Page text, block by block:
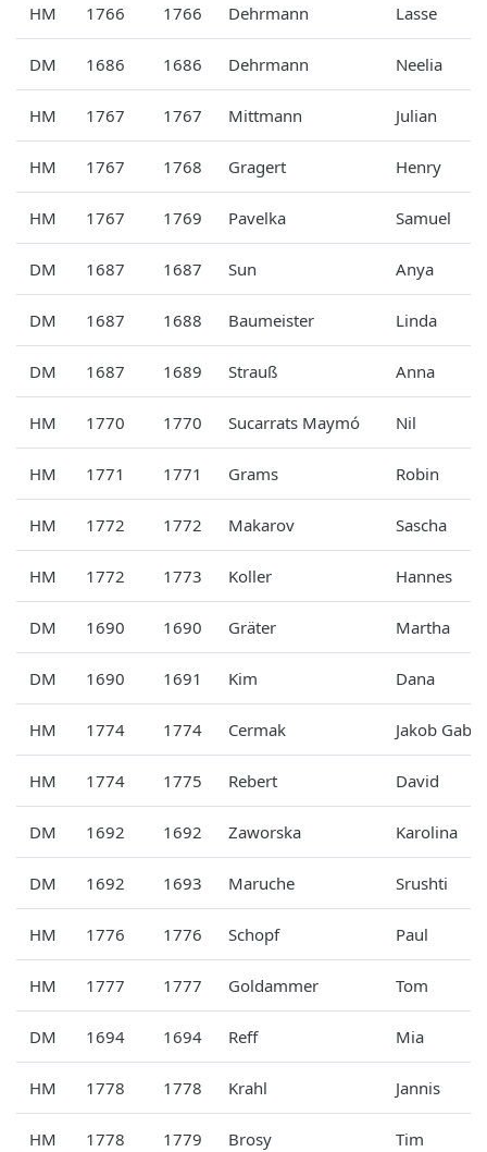
HM 1766 1766 Dehrmann Lasse
DM 1686 1686 Dehrmann Neelia
HM 1767 1767 Mittmann Julian
HM 1767 1768 Gragert Henry
HM 1767 1769 Pavelka Samuel
DM 1687 1687 Sun Anya
DM 1687 1688 Baumeister Linda
DM 1687 1689 Strauß Anna
HM 1770 1770 Sucarrats Maymó Nil
HM 1771 1771 Grams Robin
HM 1772 1772 Makarov Sascha
HM 1772 1773 Koller Hannes
DM 1690 1690 Gräter Martha
DM 1690 1691 Kim Dana
HM 1774 1774 Cermak Jakob
HM 1774 1775 Rebert David
DM 1692 1692 Zaworska Karolina
DM 1692 1693 Maruche Srushti
HM 1776 1776 Schopf Paul
HM 1777 1777 Goldammer Tom
DM 1694 1694 Reff Mia
HM 1778 1778 Krahl Jannis
HM 1778 1779 Brosy Tim